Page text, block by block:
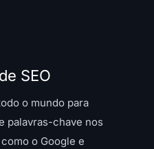
SEO
o mundo para
palavras-chave nos
o Google e